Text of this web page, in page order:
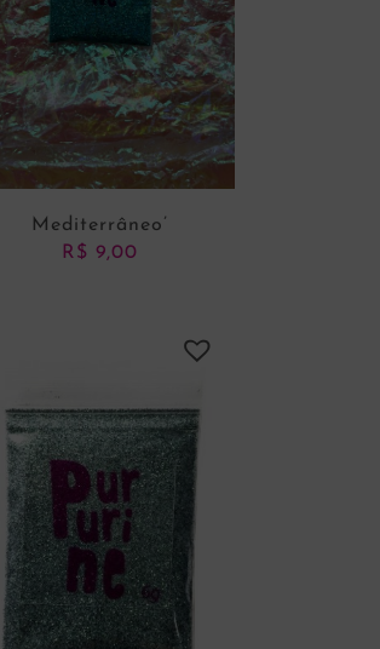
Mediterrâneo’
R$ 9,00